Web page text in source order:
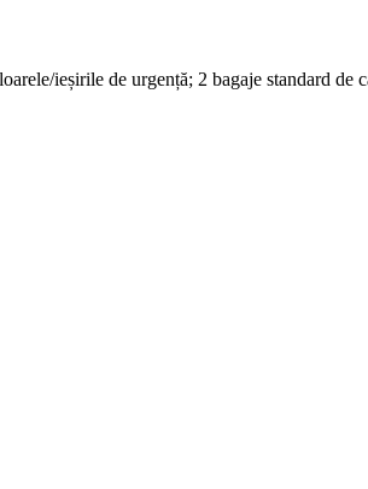
ieșirile de urgență; 2 bagaje standard de